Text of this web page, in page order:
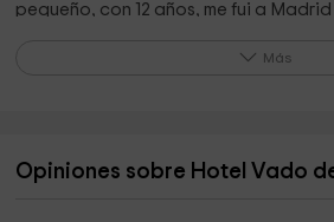
pequeño, con 12 años, me fui a
Con mucho esfuerzo conseguí con el
Lo que destaca el propietario
Más
Opiniones sobre Hotel Vado